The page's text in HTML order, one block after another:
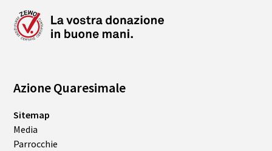
Azione Quaresimale
Sitemap
Media
Parrocchie